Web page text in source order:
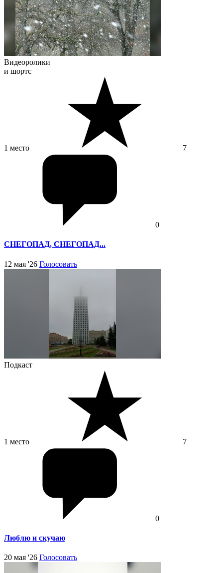
Видеоролики
и шортс
1 место 7
0
СНЕГОПАД, СНЕГОПАД...
12 мая '26 Голосовать
Подкаст
1 место 7
0
Люблю и скучаю
20 мая '26 Голосовать